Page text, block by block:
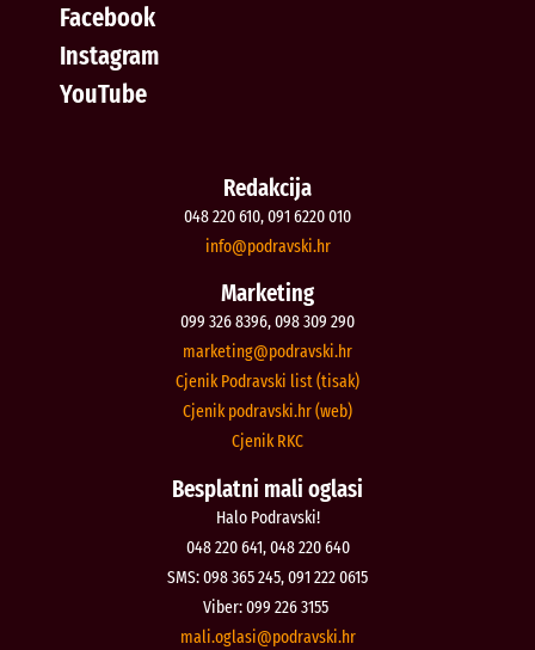
Facebook
Instagram
YouTube
Redakcija
048 220 610, 091 6220 010
rh.iksvardop
@ofni
Marketing
099 326 8396, 098 309 290
rh.iksvardop
@gnitekram
Cjenik Podravski list (tisak)
Cjenik podravski.hr (web)
Cjenik RKC
Besplatni mali oglasi
Halo Podravski!
048 220 641, 048 220 640
SMS: 098 365 245, 091 222 0615
Viber: 099 226 3155
rh.iksvardop
@isalgo.ilam